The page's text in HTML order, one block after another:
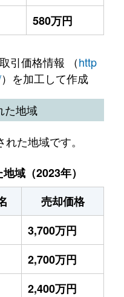
580万円
引価格情報 （http
）を加工して作成
た地域
た地域です。
域（2023年）
売却価格
3,700万円
2,700万円
2,400万円